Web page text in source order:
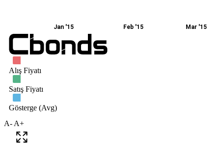
A- A+